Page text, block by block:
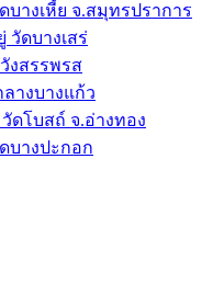
บางเหี้ย จ.สมุทรปราการ
วัดบางเสร่
งสรรพรส
างบางแก้ว
ดโบสถ์ จ.อ่างทอง
บางปะกอก